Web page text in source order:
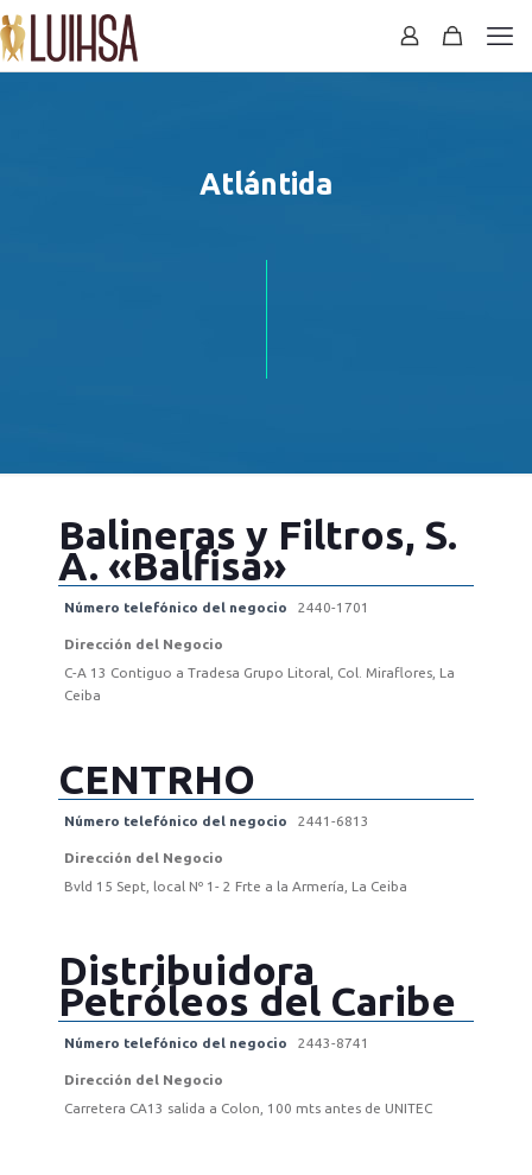
Atlántida
Balineras y Filtros, S.
A. «Balfisa»
Número telefónico del negocio 2440-1701
Dirección del Negocio
C-A 13 Contiguo a Tradesa Grupo Litoral, Col. Miraflores, La
Ceiba
CENTRHO
Número telefónico del negocio 2441-6813
Dirección del Negocio
Bvld 15 Sept, local Nº 1- 2 Frte a la Armería, La Ceiba
Distribuidora
Petróleos del Caribe
Número telefónico del negocio 2443-8741
Dirección del Negocio
Carretera CA13 salida a Colon, 100 mts antes de UNITEC